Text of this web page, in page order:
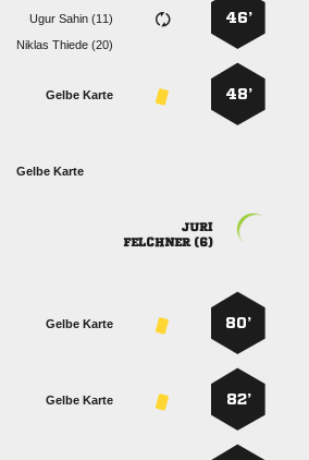
46’
  
  
48’
Gelbe Karte
Gelbe Karte

 
80’
Gelbe Karte
82’
Gelbe Karte